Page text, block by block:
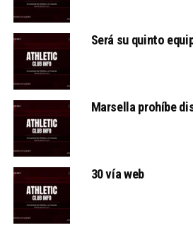
Será su quinto
Marsella prohíbe
30 vía web